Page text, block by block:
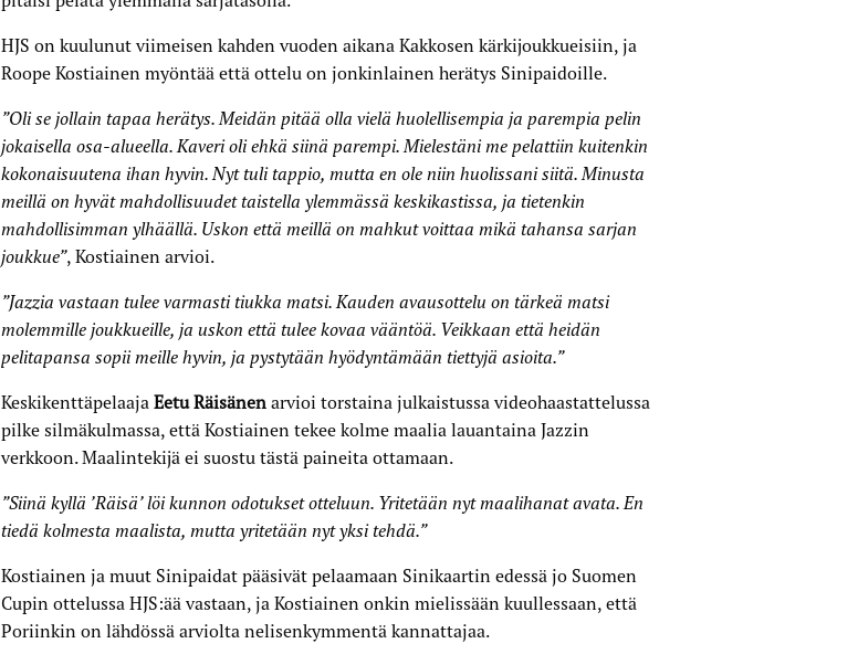
HJS on kuulunut viimeisen kahden vuoden aikana Kakkosen kärkijoukkueisiin, ja
Roope Kostiainen myöntää että ottelu on jonkinlainen herätys Sinipaidoille.
”Oli se jollain tapaa herätys. Meidän pitää olla vielä huolellisempia ja parempia pelin
jokaisella osa-alueella. Kaveri oli ehkä siinä parempi. Mielestäni me pelattiin kuitenkin
kokonaisuutena ihan hyvin. Nyt tuli tappio, mutta en ole niin huolissani siitä. Minusta
meillä on hyvät mahdollisuudet taistella ylemmässä keskikastissa, ja tietenkin
mahdollisimman ylhäällä. Uskon että meillä on mahkut voittaa mikä tahansa sarjan
joukkue”, Kostiainen arvioi.
”Jazzia vastaan tulee varmasti tiukka matsi. Kauden avausottelu on tärkeä matsi
molemmille joukkueille, ja uskon että tulee kovaa vääntöä. Veikkaan että heidän
pelitapansa sopii meille hyvin, ja pystytään hyödyntämään tiettyjä asioita.”
KeskikenttäpelaajaEetu Räisänen arvioi torstaina julkaistussa videohaastattelussa
pilke silmäkulmassa, että Kostiainen tekee kolme maalia lauantaina Jazzin
verkkoon. Maalintekijä ei suostu tästä paineita ottamaan.
”Siinä kyllä ’Räisä’ löi kunnon odotukset otteluun. Yritetään nyt maalihanat avata. En
tiedä kolmesta maalista, mutta yritetään nyt yksi tehdä.”
Kostiainen ja muut Sinipaidat pääsivät pelaamaan Sinikaartin edessä jo Suomen
Cupin ottelussa HJS:ää vastaan, ja Kostiainen onkin mielissään kuullessaan, että
Poriinkin on lähdössä arviolta nelisenkymmentä kannattajaa.